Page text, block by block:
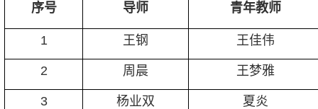
序号 导师 青年教师
1 王钢 王佳伟
2 周晨 王梦雅
3 杨业双 夏炎